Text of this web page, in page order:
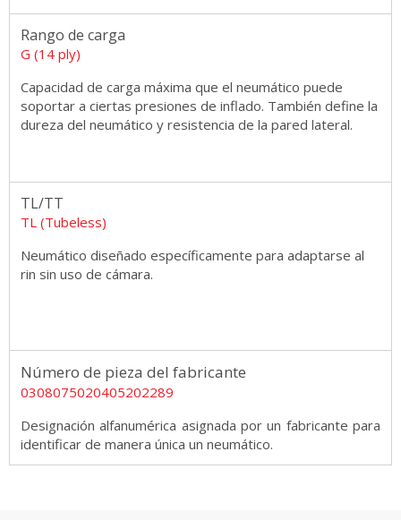
Rango de carga
G (14 ply)
Capacidad de carga máxima que el neumático puede
soportar a ciertas presiones de inflado. También define la
dureza del neumático y resistencia de la pared lateral.
TL/TT
TL (Tubeless)
Neumático diseñado específicamente para adaptarse al
rin sin uso de cámara.
Número de pieza del fabricante
0308075020405202289
Designación alfanumérica asignada por un fabricante para
identificar de manera única un neumático.